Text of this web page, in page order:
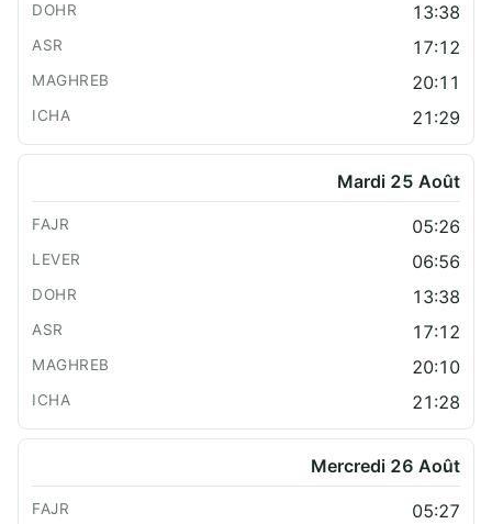
13:38
17:12
20:11
21:29
Mardi 25 Août
05:26
06:56
13:38
17:12
20:10
21:28
Mercredi 26 Août
05:27